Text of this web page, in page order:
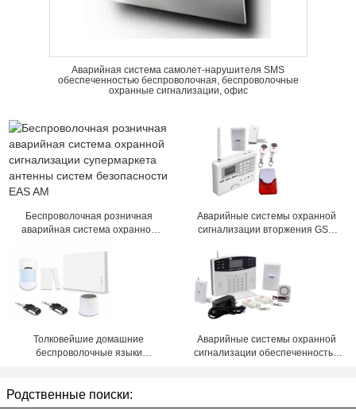
Аварийная система самолет-нарушителя SMS
обеспеченностью беспроволочная, беспроволочные
охранные сигнализации, офис
Беспроволочная розничная
аварийная система охранной
Аварийные системы охранной
сигнализации вторжения GSM
выстукивают 24 часа зоны
Толковейшие домашние
беспроволочные языки
Аварийные системы охранной
сигнализации обеспеченностью
Родственные поиски: